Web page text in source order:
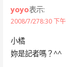
yoyo表示:
2008/7/278:30 下午
小橘
妳是記者嗎？^^